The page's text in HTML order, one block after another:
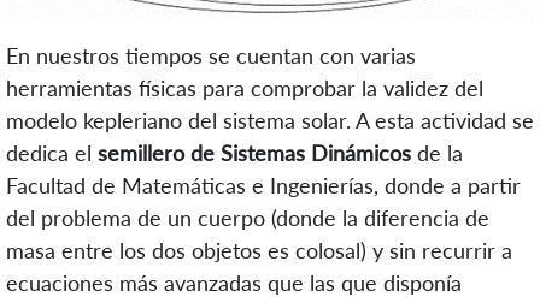
En nuestros tiempos se cuentan con varias
herramientas físicas para comprobar la validez del
modelo kepleriano del sistema solar. A esta actividad se
dedica el semillero de Sistemas Dinámicos de la
Facultad de Matemáticas e Ingenierías, donde a partir
del problema de un cuerpo (donde la diferencia de
masa entre los dos objetos es colosal) y sin recurrir a
ecuaciones más avanzadas que las que disponía